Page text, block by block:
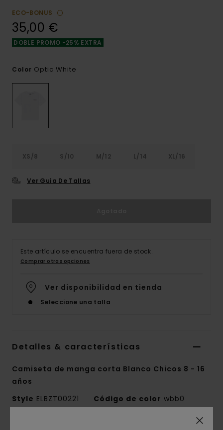
ECO-BONUS
35,00 €
DOBLE PROMO -25% EXTRA
Color Optic White
XS/8 S/10 M/12 L/14 XL/16
Ver Guía De Tallas
Este artículo se encuentra fuera de stock.
Comprar otras opciones
Ver disponibilidad en tienda
Seleccione una talla
Detalles & características
Camiseta de manga corta Blanco Chicos 8 - 16
años
Style ELBZT00221 Código de color wbb0